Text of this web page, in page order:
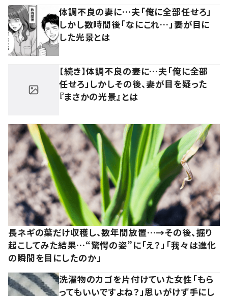
体調不良の妻に…夫「俺に全部任せろ」
しかし数時間後「なにこれ…」妻が目に
した光景とは
【続き】体調不良の妻に…夫「俺に全部
任せろ」しかしその後、妻が目を疑った
『まさかの光景』とは
長ネギの葉だけ収穫し、数年間放置…→その後、掘り
起こしてみた結果…“驚愕の姿”に「え？」「我々は進化
の瞬間を目にしたのか」
洗濯物のカゴを片付けていた女性「もら
ってもいいですよね？」思いがけず手にし